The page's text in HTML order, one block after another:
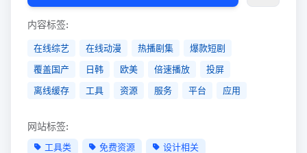
内容标签:
在线综艺 在线动漫 热播剧集
爆款短剧
覆盖国产
日韩 欧美 倍速播放
投屏
离线缓存
工具 资源 服务 平台 应用
网站标签:
工具类 免费资源 设计相关